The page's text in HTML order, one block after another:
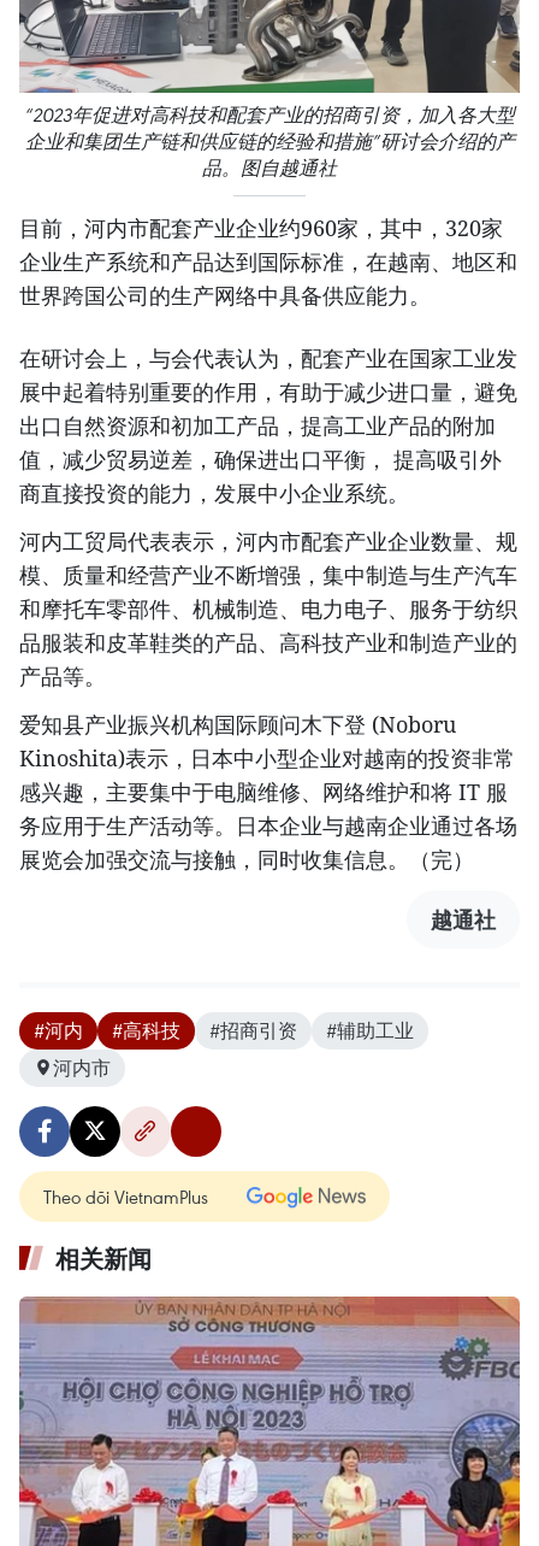
“2023年促进对高科技和配套产业的招商引资，加入各大型
企业和集团生产链和供应链的经验和措施”研讨会介绍的产
品。图自越通社
目前，河内市配套产业企业约960家，其中，320家
企业生产系统和产品达到国际标准，在越南、地区和
世界跨国公司的生产网络中具备供应能力。
在研讨会上，与会代表认为，配套产业在国家工业发
展中起着特别重要的作用，有助于减少进口量，避免
出口自然资源和初加工产品，提高工业产品的附加
值，减少贸易逆差，确保进出口平衡， 提高吸引外
商直接投资的能力，发展中小企业系统。
河内工贸局代表表示，河内市配套产业企业数量、规
模、质量和经营产业不断增强，集中制造与生产汽车
和摩托车零部件、机械制造、电力电子、服务于纺织
品服装和皮革鞋类的产品、高科技产业和制造产业的
产品等。
爱知县产业振兴机构国际顾问木下登 (Noboru
Kinoshita)表示，日本中小型企业对越南的投资非常
感兴趣，主要集中于电脑维修、网络维护和将 IT 服
务应用于生产活动等。日本企业与越南企业通过各场
展览会加强交流与接触，同时收集信息。（完）
越通社
#河内 #高科技 #招商引资
#辅助工业
河内市
Theo dõi VietnamPlus
相关新闻